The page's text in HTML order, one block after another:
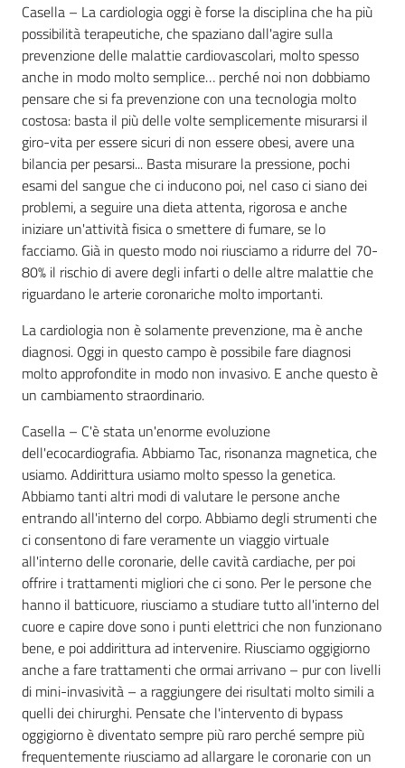
Casella – La cardiologia oggi è forse la disciplina che ha più
possibilità terapeutiche, che spaziano dall'agire sulla
prevenzione delle malattie cardiovascolari, molto spesso
anche in modo molto semplice… perché noi non dobbiamo
pensare che si fa prevenzione con una tecnologia molto
costosa: basta il più delle volte semplicemente misurarsi il
giro-vita per essere sicuri di non essere obesi, avere una
bilancia per pesarsi... Basta misurare la pressione, pochi
esami del sangue che ci inducono poi, nel caso ci siano dei
problemi, a seguire una dieta attenta, rigorosa e anche
iniziare un'attività fisica o smettere di fumare, se lo
facciamo. Già in questo modo noi riusciamo a ridurre del 70-
80% il rischio di avere degli infarti o delle altre malattie che
riguardano le arterie coronariche molto importanti.
La cardiologia non è solamente prevenzione, ma è anche
diagnosi. Oggi in questo campo è possibile fare diagnosi
molto approfondite in modo non invasivo. E anche questo è
un cambiamento straordinario.
Casella – C'è stata un'enorme evoluzione
dell'ecocardiografia. Abbiamo Tac, risonanza magnetica, che
usiamo. Addirittura usiamo molto spesso la genetica.
Abbiamo tanti altri modi di valutare le persone anche
entrando all'interno del corpo. Abbiamo degli strumenti che
ci consentono di fare veramente un viaggio virtuale
all'interno delle coronarie, delle cavità cardiache, per poi
offrire i trattamenti migliori che ci sono. Per le persone che
hanno il batticuore, riusciamo a studiare tutto all'interno del
cuore e capire dove sono i punti elettrici che non funzionano
bene, e poi addirittura ad intervenire. Riusciamo oggigiorno
anche a fare trattamenti che ormai arrivano – pur con livelli
di mini-invasività – a raggiungere dei risultati molto simili a
quelli dei chirurghi. Pensate che l'intervento di bypass
oggigiorno è diventato sempre più raro perché sempre più
frequentemente riusciamo ad allargare le coronarie con un